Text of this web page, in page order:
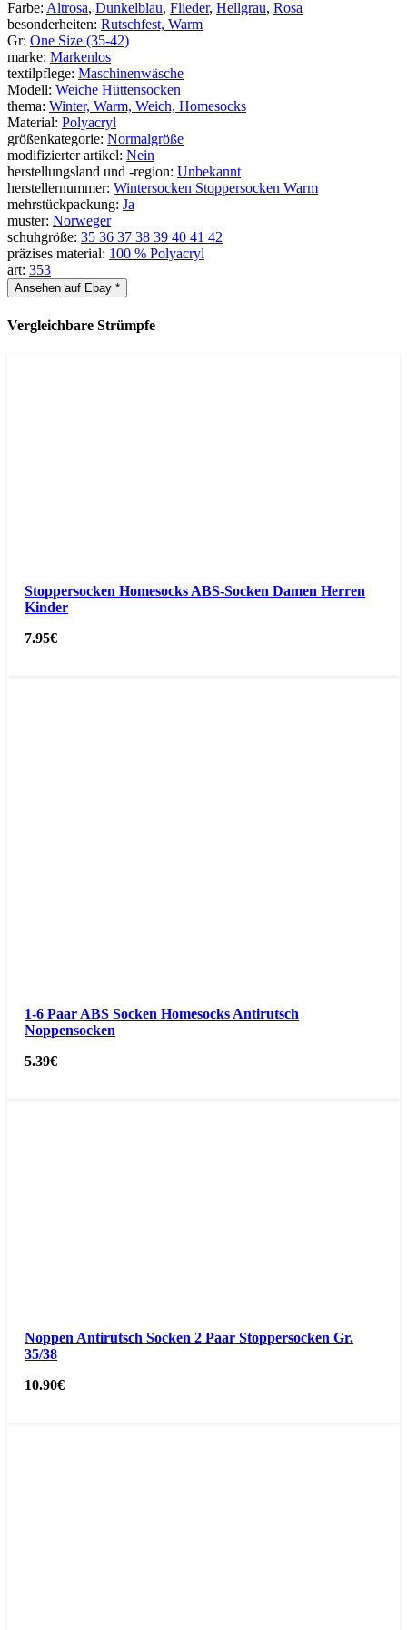
Farbe: Altrosa, Dunkelblau, Flieder, Hellgrau, Rosa
besonderheiten: Rutschfest, Warm
Gr: One Size (35-42)
marke: Markenlos
textilpflege: Maschinenwäsche
Modell: Weiche Hüttensocken
thema: Winter, Warm, Weich, Homesocks
Material: Polyacryl
größenkategorie: Normalgröße
modifizierter artikel: Nein
herstellungsland und -region: Unbekannt
herstellernummer: Wintersocken Stoppersocken Warm
mehrstückpackung: Ja
muster: Norweger
schuhgröße: 35 36 37 38 39 40 41 42
präzises material: 100 % Polyacryl
art: 353
Ansehen auf Ebay *
Vergleichbare Strümpfe
Stoppersocken Homesocks ABS-Socken Damen Herren
Kinder
7.95€
1-6 Paar ABS Socken Homesocks Antirutsch
Noppensocken
5.39€
Noppen Antirutsch Socken 2 Paar Stoppersocken Gr.
35/38
10.90€